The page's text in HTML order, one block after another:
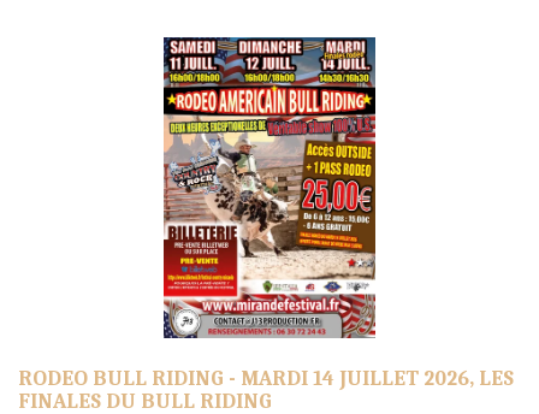
RODEO BULL RIDING - MARDI 14 JUILLET 2026, LES
FINALES DU BULL RIDING